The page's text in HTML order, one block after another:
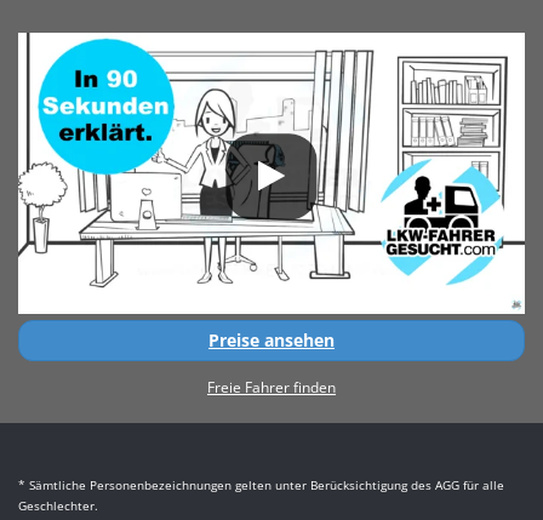
Preise ansehen
Freie Fahrer finden
* Sämtliche Personenbezeichnungen gelten unter Berücksichtigung des AGG für alle
Geschlechter.